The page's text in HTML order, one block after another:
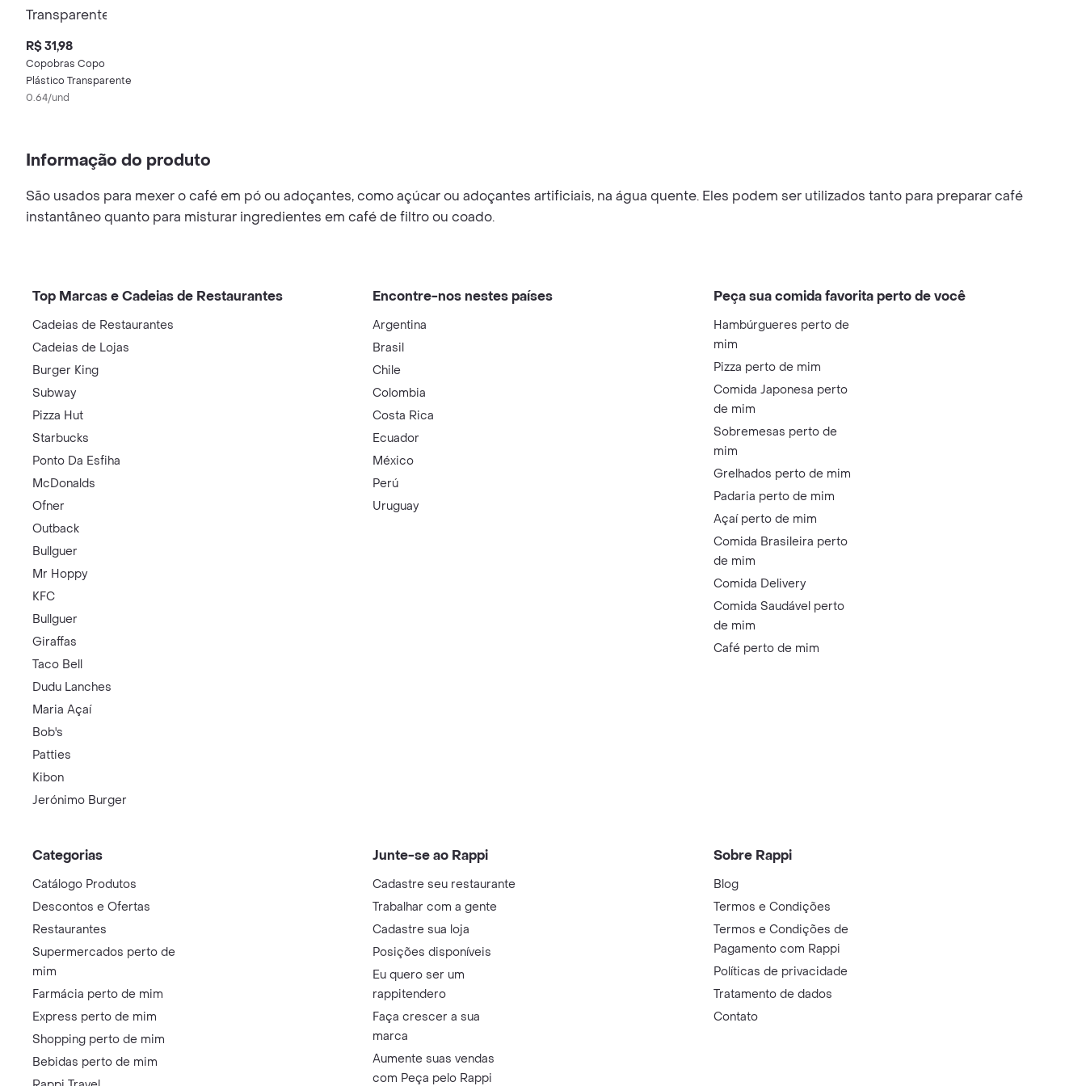
R$ 31,98
Copobras Copo
Plástico Transparente
0.64/und
Informação do produto
São usados para mexer o café em pó ou adoçantes, como açúcar ou adoçantes artificiais, na água quente. Eles podem ser utilizados tanto para preparar café
instantâneo quanto para misturar ingredientes em café de filtro ou coado.
Top Marcas e Cadeias de Restaurantes
Cadeias de Restaurantes
Cadeias de Lojas
Burger King
Subway
Pizza Hut
Starbucks
Ponto Da Esfiha
McDonalds
Ofner
Outback
Bullguer
Mr Hoppy
KFC
Bullguer
Giraffas
Taco Bell
Dudu Lanches
Maria Açaí
Bob's
Patties
Kibon
Jerónimo Burger
Encontre-nos nestes países
Argentina
Brasil
Chile
Colombia
Costa Rica
Ecuador
México
Perú
Uruguay
Peça sua comida favorita perto de você
Hambúrgueres perto de
mim
Pizza perto de mim
Comida Japonesa perto
de mim
Sobremesas perto de
mim
Grelhados perto de mim
Padaria perto de mim
Açaí perto de mim
Comida Brasileira perto
de mim
Comida Delivery
Comida Saudável perto
de mim
Café perto de mim
Categorias
Catálogo Produtos
Descontos e Ofertas
Restaurantes
Supermercados perto de
mim
Farmácia perto de mim
Express perto de mim
Shopping perto de mim
Bebidas perto de mim
Junte-se ao Rappi
Cadastre seu restaurante
Trabalhar com a gente
Cadastre sua loja
Posições disponíveis
Eu quero ser um
rappitendero
Faça crescer a sua
marca
Aumente suas vendas
com Peça pelo Rappi
Sobre Rappi
Blog
Termos e Condições
Termos e Condições de
Pagamento com Rappi
Políticas de privacidade
Tratamento de dados
Contato